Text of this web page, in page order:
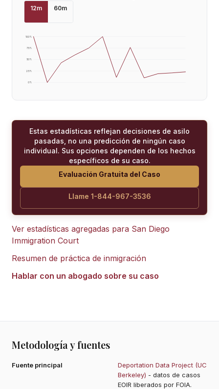
12m 60m
0%
25%
50%
75%
100%
Estas estadísticas reflejan decisiones de asilo
pasadas, no una predicción de ningún caso
individual. Sus opciones dependen de los hechos
específicos de su caso.
Evaluación Gratuita del Caso
Llame 1-844-967-3536
Ver estadísticas agregadas para San Diego
Immigration Court
Resumen de práctica de inmigración
Hablar con un abogado sobre su caso
Metodología y fuentes
Fuente principal
Deportation Data Project (UC
Berkeley) - datos de casos
EOIR liberados por FOIA.